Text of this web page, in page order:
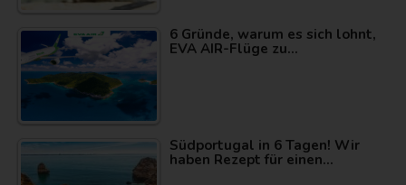
6 Gründe, warum es sich lohnt,
EVA AIR-Flüge zu…
Südportugal in 6 Tagen! Wir
haben Rezept für einen…